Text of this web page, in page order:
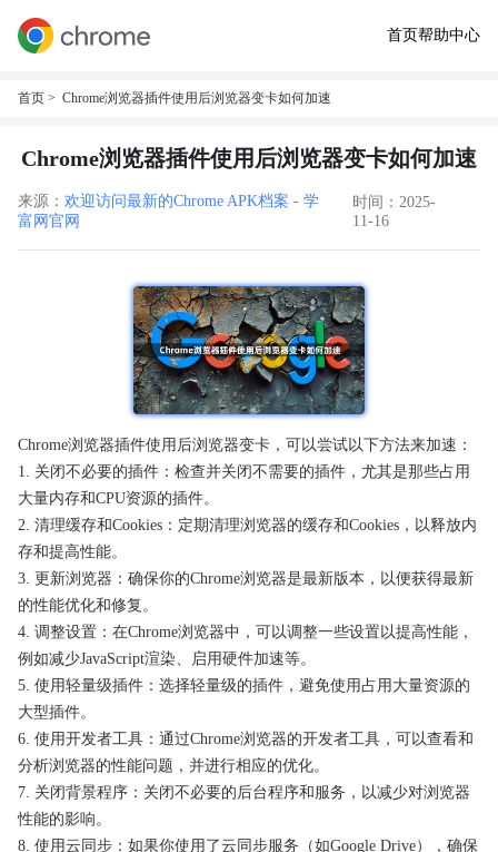
首页帮助中心
首页 > Chrome浏览器插件使用后浏览器变卡如何加速
Chrome浏览器插件使用后浏览器变卡如何加速
来源： 欢迎访问最新的Chrome APK档案 - 学
富网官网
时间：2025-
11-16
Chrome浏览器插件使用后浏览器变卡，可以尝试以下方法来加速：
1. 关闭不必要的插件：检查并关闭不需要的插件，尤其是那些占用
大量内存和CPU资源的插件。
2. 清理缓存和Cookies：定期清理浏览器的缓存和Cookies，以释放内
存和提高性能。
3. 更新浏览器：确保你的Chrome浏览器是最新版本，以便获得最新
的性能优化和修复。
4. 调整设置：在Chrome浏览器中，可以调整一些设置以提高性能，
例如减少JavaScript渲染、启用硬件加速等。
5. 使用轻量级插件：选择轻量级的插件，避免使用占用大量资源的
大型插件。
6. 使用开发者工具：通过Chrome浏览器的开发者工具，可以查看和
分析浏览器的性能问题，并进行相应的优化。
7. 关闭背景程序：关闭不必要的后台程序和服务，以减少对浏览器
性能的影响。
8. 使用云同步：如果你使用了云同步服务（如Google Drive），确保